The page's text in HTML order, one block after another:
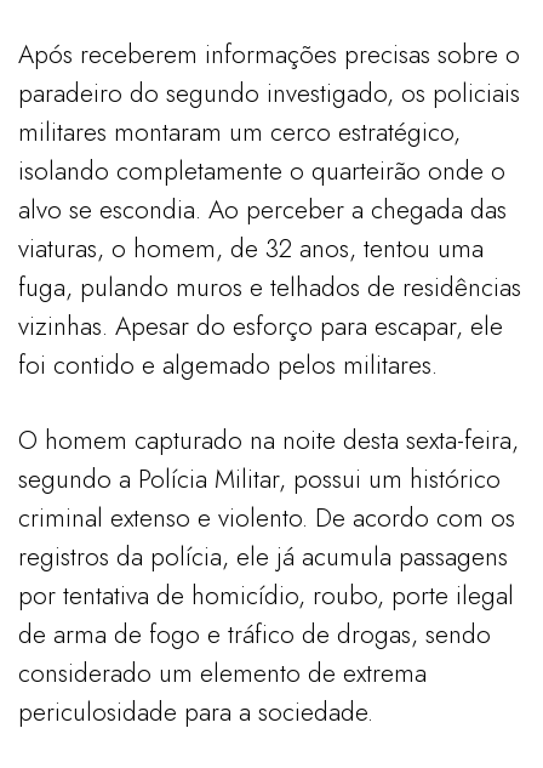
​Após receberem informações precisas sobre o
paradeiro do segundo investigado, os policiais
militares montaram um cerco estratégico,
isolando completamente o quarteirão onde o
alvo se escondia. Ao perceber a chegada das
viaturas, o homem, de 32 anos, tentou uma
fuga, pulando muros e telhados de residências
vizinhas. Apesar do esforço para escapar, ele
foi contido e algemado pelos militares.
O homem capturado na noite desta sexta-feira,
segundo a Polícia Militar, possui um histórico
criminal extenso e violento. De acordo com os
registros da polícia, ele já acumula passagens
por tentativa de homicídio, roubo, porte ilegal
de arma de fogo e tráfico de drogas, sendo
considerado um elemento de extrema
periculosidade para a sociedade.